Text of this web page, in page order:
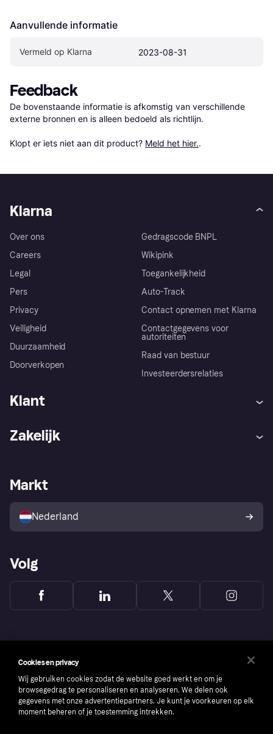
Aanvullende informatie
Vermeld op Klarna 2023-08-31
Feedback
De bovenstaande informatie is afkomstig van verschillende
externe bronnen en is alleen bedoeld als richtlijn.
Klopt er iets niet aan dit product? Meld het hier..
Klarna
Over ons
Careers
Legal
Pers
Privacy
Veiligheid
Duurzaamheid
Doorverkopen
Gedragscode BNPL
Wikipink
Toegankelijkheid
Auto-Track
Contact opnemen met Klarna
Contactgegevens voor
autoriteiten
Raad van bestuur
Investeerdersrelaties
Klant
Winkeloverzicht
Kopersbescherming voor
consumenten
Zakelijk
Zakelijke login
Markt
Nederland
Volg
Cookies en privacy
Wij gebruiken cookies zodat de website goed werkt en om je
browsegedrag te personaliseren en analyseren. We delen ook
gegevens met onze advertentiepartners. Je kunt je voorkeuren op elk
moment beheren of je toestemming intrekken.